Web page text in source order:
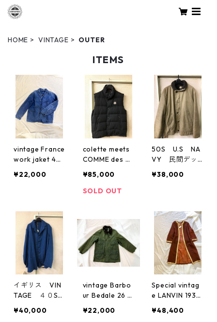
HOME VINTAGE OUTER
ITEMS
vintage France
work jaket 40
スキン
¥22,000
colette meets
COMME des G
モンクレール
ウールギャバダ
¥85,000
SOLD OUT
50S U.S NA
VY 民間デッ
M寸
¥38,000
イギリス VIN
TAGE ４０S
ケット
¥40,000
vintage Barbo
ur Bedale 26 1
¥22,000
Special vintag
e LANVIN 1930
¥48,400